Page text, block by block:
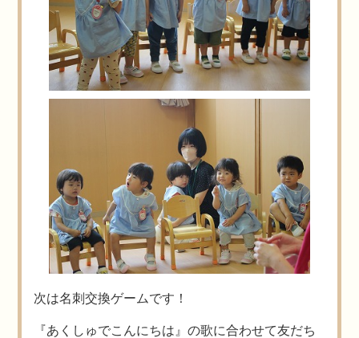
次は名刺交換ゲームです！
『あくしゅでこんにちは』の歌に合わせて友だち